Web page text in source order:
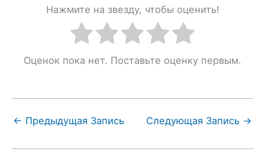
Нажмите на звезду, чтобы оценить!
Оценок пока нет. Поставьте оценку первым.
← Предыдущая Запись Следующая Запись →